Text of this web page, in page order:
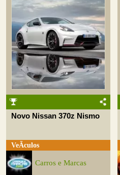
Novo Nissan 370z Nismo
VeÃ­culos
Carros e Marcas